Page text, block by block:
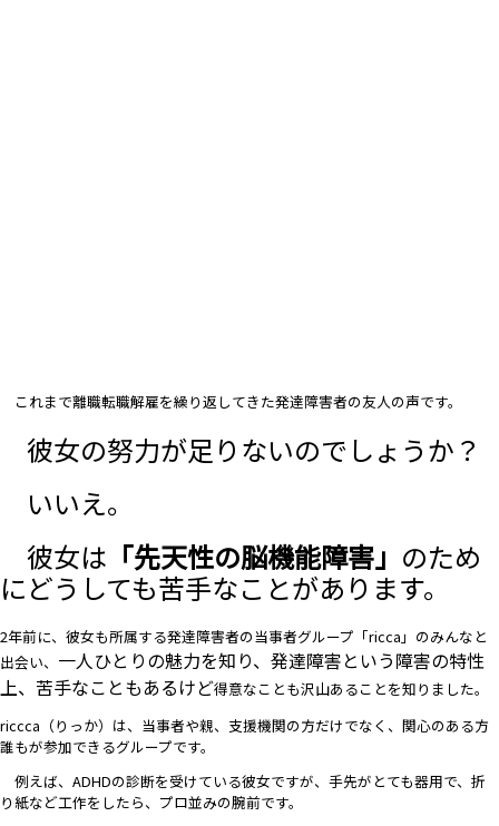
これまで離職転職解雇を繰り返してきた発達障害者の友人の声です。
彼女の努力が足りないのでしょうか？
いいえ。
彼女は 「先天性の脳機能障害」 のため
にどうしても苦手なことがあります。
2年前に、彼女も所属する発達障害者の当事者グループ「ricca」のみんなと
出会い、 一人ひとりの魅力を知り、発達障害という障害の特性
上、苦手なこともあるけど得意なことも沢山あることを知りました。
riccca（りっか）は、当事者や親、支援機関の方だけでなく、関心のある方
誰もが参加できるグループです。
例えば、ADHDの診断を受けている彼女ですが、 手先がとても器用で、折
り紙など工作をしたら、プロ並みの腕前です。